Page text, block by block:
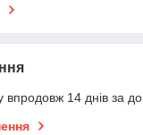
впродовж 14 днів за